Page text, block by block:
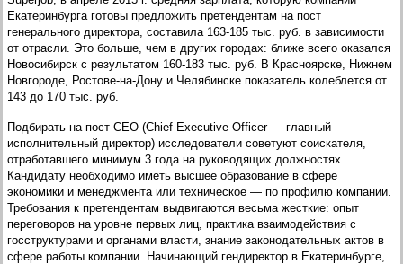
Екатеринбурга готовы предложить претендентам на пост
генерального директора, составила 163-185 тыс. руб. в зависимости
от отрасли. Это больше, чем в других городах: ближе всего оказался
Новосибирск с результатом 160-183 тыс. руб. В Красноярске, Нижнем
Новгороде, Ростове-на-Дону и Челябинске показатель колеблется от
143 до 170 тыс. руб.
Подбирать на пост CEO (Chief Executive Officer — главный
исполнительный директор) исследователи советуют соискателя,
отработавшего минимум 3 года на руководящих должностях.
Кандидату необходимо иметь высшее образование в сфере
экономики и менеджмента или техническое — по профилю компании.
Требования к претендентам выдвигаются весьма жесткие: опыт
переговоров на уровне первых лиц, практика взаимодействия с
госструктурами и органами власти, знание законодательных актов в
сфере работы компании. Начинающий гендиректор в Екатеринбурге,